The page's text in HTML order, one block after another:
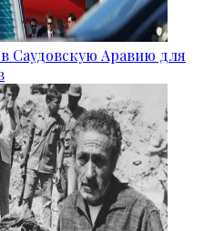
Саудовскую Аравию для